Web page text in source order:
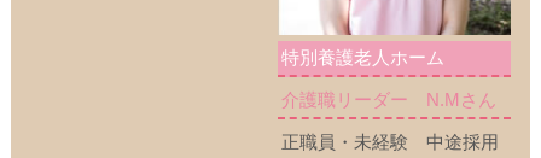
特別養護老人ホーム
介護職リーダー N.Mさん
正職員・未経験 中途採用